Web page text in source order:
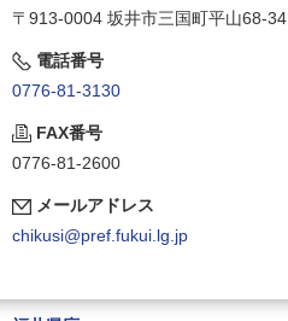
〒913-0004 坂井市三国町平山68-34
電話番号
0776-81-3130
FAX番号
0776-81-2600
メールアドレス
chikusi@pref.fukui.lg.jp